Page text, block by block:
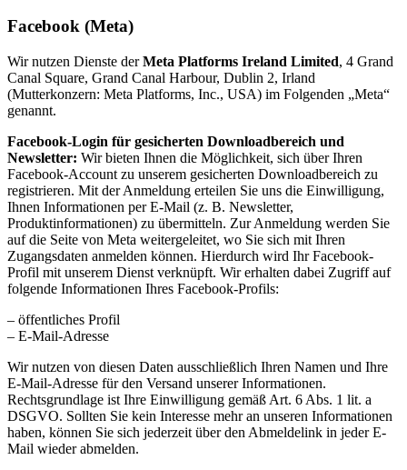
Facebook (Meta)
Wir nutzen Dienste derMeta Platforms Ireland Limited, 4 Grand
Canal Square, Grand Canal Harbour, Dublin 2, Irland
(Mutterkonzern: Meta Platforms, Inc., USA) im Folgenden „Meta“
genannt.
Facebook-Login für gesicherten Downloadbereich und
Newsletter: Wir bieten Ihnen die Möglichkeit, sich über Ihren
Facebook-Account zu unserem gesicherten Downloadbereich zu
registrieren. Mit der Anmeldung erteilen Sie uns die Einwilligung,
Ihnen Informationen per E-Mail (z. B. Newsletter,
Produktinformationen) zu übermitteln. Zur Anmeldung werden Sie
auf die Seite von Meta weitergeleitet, wo Sie sich mit Ihren
Zugangsdaten anmelden können. Hierdurch wird Ihr Facebook-
Profil mit unserem Dienst verknüpft. Wir erhalten dabei Zugriff auf
folgende Informationen Ihres Facebook-Profils:
– öffentliches Profil
– E-Mail-Adresse
Wir nutzen von diesen Daten ausschließlich Ihren Namen und Ihre
E-Mail-Adresse für den Versand unserer Informationen.
Rechtsgrundlage ist Ihre Einwilligung gemäß Art. 6 Abs. 1 lit. a
DSGVO. Sollten Sie kein Interesse mehr an unseren Informationen
haben, können Sie sich jederzeit über den Abmeldelink in jeder E-
Mail wieder abmelden.